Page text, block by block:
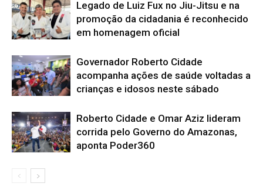
Legado de Luiz Fux no Jiu-Jitsu e na
promoção da cidadania é reconhecido
em homenagem oficial
Governador Roberto Cidade
acompanha ações de saúde voltadas a
crianças e idosos neste sábado
Roberto Cidade e Omar Aziz lideram
corrida pelo Governo do Amazonas,
aponta Poder360